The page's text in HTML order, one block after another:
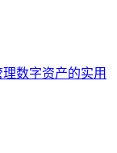
数字资产的实用